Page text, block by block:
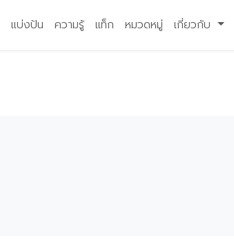
แบ่งปัน ความรู้ แท็ก หมวดหมู่ เกี่ยวกับ